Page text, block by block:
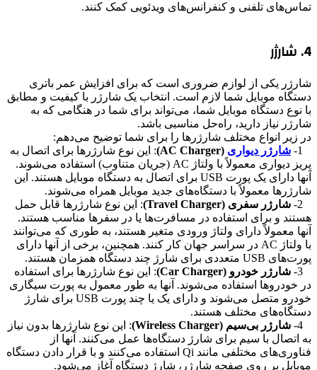
تماس‌های تلفنی و کنفرانس‌های ویدئویی کمک کنند.
4. شارژر
شارژر یکی از لوازم ضروری است که برای افزایش عمر باتری
دستگاه موبایل شما لازم است. انتخاب یک شارژر با کیفیت و مطابق
با نوع دستگاه موبایل شما، می‌تواند برای شما در هنگامی که به
شارژر نیاز دارید، راه‌حل مناسبی باشد.
در زیر انواع مختلف شارژرها را برای شما توضیح می‌دهم:
شارژر دیواری (AC Charger)
: این نوع شارژرها برای اتصال به
پریز دیواری معمولاً با ولتاژ AC (جریان متناوب) استفاده می‌شوند.
آنها دارای یک پورت USB برای اتصال به دستگاه موبایل هستند. این
شارژرها معمولاً با دستگاه‌های جدید موبایل همراه می‌شوند.
شارژر سفری (Travel Charger)
: این نوع شارژرها قابل حمل
هستند و برای استفاده در مسافرت‌ها یا در سفرها مناسب هستند.
آنها معمولاً دارای ولتاژ ورودی متغیر هستند، به طوری که می‌توانند
با ولتاژ AC در سراسر جهان کار کنند. همچنین، برخی از آنها دارای
پورت‌های USB متعددی برای شارژ چند دستگاه همزمان هستند.
شارژر خودرو (Car Charger)
: این نوع شارژرها برای استفاده
در خودروها استفاده می‌شوند. آنها به طور معمول به پورت سیگاری
خودرو متصل می‌شوند و دارای یک یا چند پورت USB برای شارژ
دستگاه‌های مختلف هستند.
شارژر بی‌سیم (Wireless Charger)
: این نوع شارژرها بدون نیاز
به اتصال با سیم برای شارژ دستگاه‌ها عمل می‌کنند. آنها از
فناوری‌های مختلفی مانند Qi استفاده می‌کنند و با قرار دادن دستگاه
موبایل بر روی صفحه شارژر، شارژ دستگاه آغاز می‌شود.